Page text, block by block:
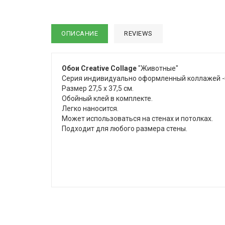
ОПИСАНИЕ REVIEWS
Обои Creative Collage"Животные"
Серия индивидуально оформленный коллажей -
Размер 27,5 х 37,5 см.
Обойный клей в комплекте.
Легко наносится.
Может использоваться на стенах и потолках.
Подходит для любого размера стены.